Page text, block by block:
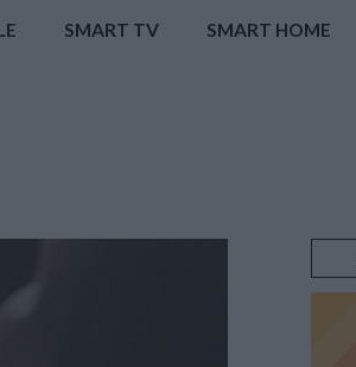
SMART TV SMART HOME